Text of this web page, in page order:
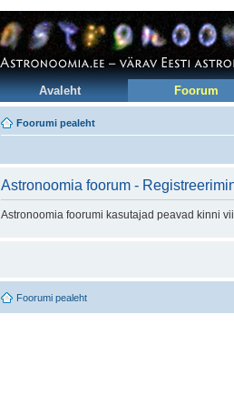
Avaleht Foorum
Foorumi pealeht
Astronoomia foorum -
Astronoomia foorumi kasutajad peavad kinni
Foorumi pealeht